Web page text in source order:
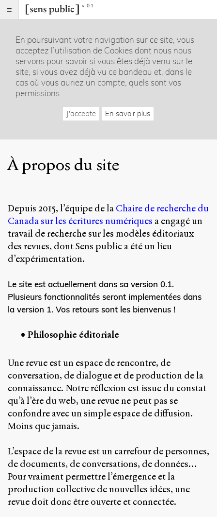
v. 0.1
Index
Rubriques
Essais
Chroniques
Entretiens
revue
Accueil
Contact
À
propos
du
site
Archipel
ligne
Mastodon
Université
Campus
de
Longueuil
Local
B1-
12723
150
Pl.
Le
Moyne
(QC)
J4K
0B7
En poursuivant votre navigation sur ce site, vous
acceptez l’utilisation de Cookies dont nous nous
servons pour savoir si vous êtes déjà venu sur le
site, si vous avez déjà vu ce bandeau et, dans le
cas où vous auriez un compte, quels sont vos
permissions.
J'accepte En savoir plus
À propos du site
Depuis 2015, l’équipe de la Chaire de recherche du
Canada sur les écritures numériques a engagé un
travail de recherche sur les modèles éditoriaux
des revues, dont Sens public a été un lieu
d’expérimentation.
Le site est actuellement dans sa version 0.1.
Plusieurs fonctionnalités seront implementées dans
la version 1. Vos retours sont les bienvenus !
Philosophie éditoriale
Une revue est un espace de rencontre, de
conversation, de dialogue et de production de la
connaissance. Notre réflexion est issue du constat
qu’à l’ère du web, une revue ne peut pas se
confondre avec un simple espace de diffusion.
Moins que jamais.
L’espace de la revue est un carrefour de personnes,
de documents, de conversations, de données…
Pour vraiment permettre l’émergence et la
production collective de nouvelles idées, une
revue doit donc être ouverte et connectée.